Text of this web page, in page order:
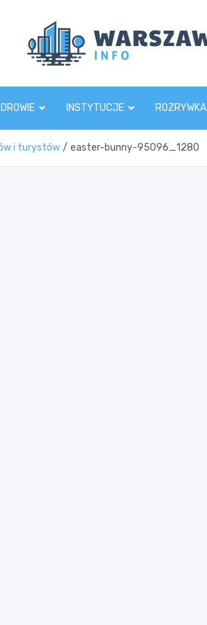
INSTYTUCJE ROZRYWKA
i turystów easter-bunny-95096_1280